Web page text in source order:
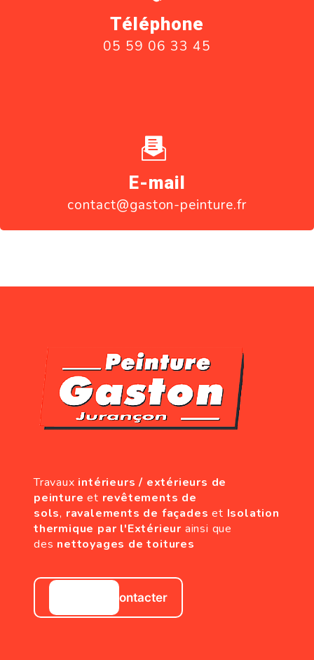
Téléphone
05 59 06 33 45
E-mail
contact@gaston-peinture.fr
Travaux intérieurs / extérieurs de
peinture et revêtements de
sols, ravalements de façades et Isolation
thermique par l'Extérieur ainsi que
des nettoyages de toitures
Nous contacter